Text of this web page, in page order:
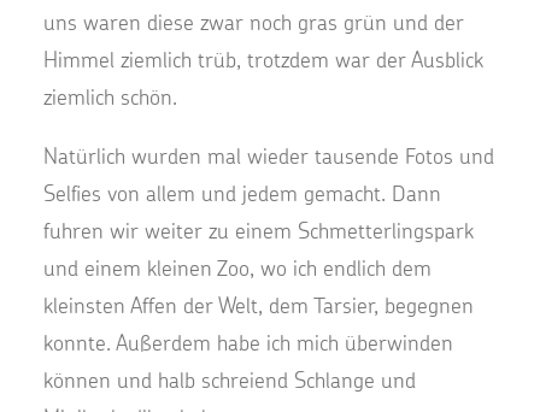
uns waren diese zwar noch gras grün und der
Himmel ziemlich trüb, trotzdem war der Ausblick
ziemlich schön.
Natürlich wurden mal wieder tausende Fotos und
Selfies von allem und jedem gemacht. Dann
fuhren wir weiter zu einem Schmetterlingspark
und einem kleinen Zoo, wo ich endlich dem
kleinsten Affen der Welt, dem Tarsier, begegnen
konnte. Außerdem habe ich mich überwinden
können und halb schreiend Schlange und